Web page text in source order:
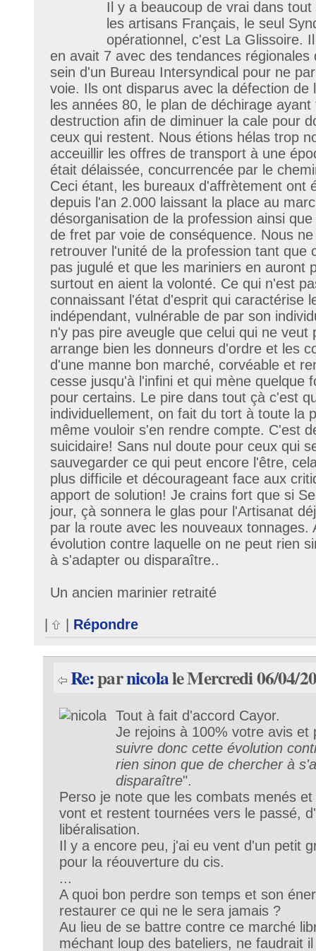
Il y a beaucoup de vrai dans
les artisans Français, le seul
opérationnel, c'est La Glissoire.
en avait 7 avec des tendances
sein d'un Bureau Intersyndical pour ne
voie. Ils ont disparus avec la défection de
les années 80, le plan de déchirage
destruction afin de diminuer la cale pour
ceux qui restent. Nous étions hélas trop
acceuillir les offres de transport à une
était délaissée, concurrencée par le
Ceci étant, les bureaux d'affrètement ont
depuis l'an 2.000 laissant la place au
désorganisation de la profession ainsi
de fret par voie de conséquence. Nous
retrouver l'unité de la profession tant que
pas jugulé et que les mariniers en auront
surtout en aient la volonté. Ce qui n'est
connaissant l'état d'esprit qui caractérise
indépendant, vulnérable de par son
n'y pas pire aveugle que celui qui ne veut
arrange bien les donneurs d'ordre et les
d'une manne bon marché, corvéable et
cesse jusqu'à l'infini et qui mène quelque
pour certains. Le pire dans tout çà c'est
individuellement, on fait du tort à toute la
même vouloir s'en rendre compte. C'est
suicidaire! Sans nul doute pour ceux qui
sauvegarder ce qui peut encore l'être,
plus difficile et décourageant face aux
apport de solution! Je crains fort que si
jour, çà sonnera le glas pour l'Artisanat
par la route avec les nouveaux tonnages.
évolution contre laquelle on ne peut rien
à s'adapter ou disparaître..
Un ancien marinier retraité
Répondre
Re:parnicolale Mercredi 06/04/
Tout à fait d'accord Cayor.
Je rejoins à 100% votre avis et
suivre donc cette évolution
rien sinon que de chercher à
disparaître".
Perso je note que les combats menés
vont et restent tournées vers le passé,
libéralisation.
Il y a encore peu, j'ai eu vent d'un petit
pour la réouverture du cis.
...
A quoi bon perdre son temps et son
restaurer ce qui ne le sera jamais ?
Au lieu de se battre contre ce marché
méchant loup des bateliers, ne faudrait